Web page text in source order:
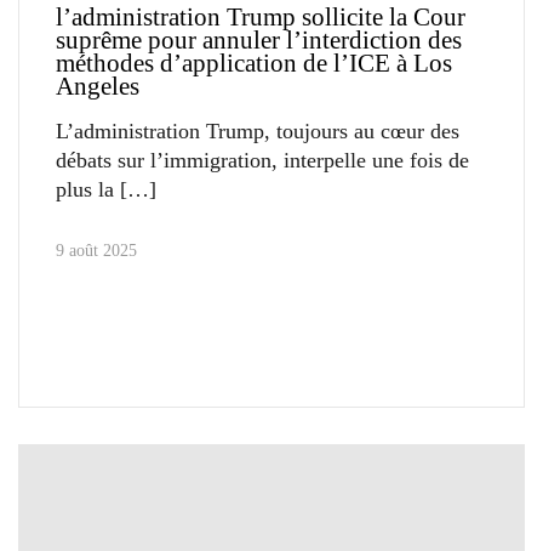
l’administration Trump sollicite la Cour
suprême pour annuler l’interdiction des
méthodes d’application de l’ICE à Los
Angeles
L’administration Trump, toujours au cœur des
débats sur l’immigration, interpelle une fois de
plus la
9 août 2025